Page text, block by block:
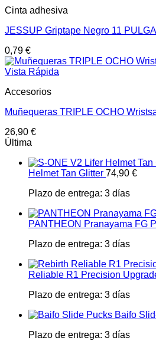
Cinta adhesiva
JESSUP Griptape Negro 11
0,79 €
Vista Rápida
Accesorios
Muñequeras TRIPLE OCHO
26,90 €
Última
Helmet Tan Glitter 74,90 €
Plazo de entrega: 3 días
PANTHEON Pranayama FG
Plazo de entrega: 3 días
Reliable R1 Precision
Plazo de entrega: 3 días
Baifo
Plazo de entrega: 3 días